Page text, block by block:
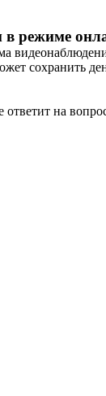
в режиме
сохранить
ответит на